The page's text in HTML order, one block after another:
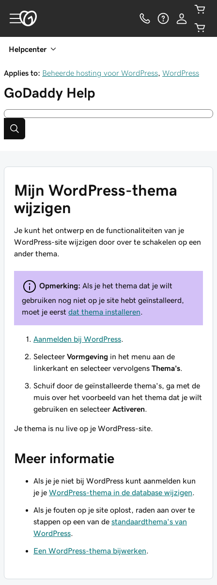
Helpcenter
Applies to: Beheerde hosting voor WordPress WordPress
GoDaddy Help
Mijn WordPress-thema
wijzigen
Je kunt het ontwerp en de functionaliteiten van je
WordPress-site wijzigen door over te schakelen op een
ander thema.
Opmerking: Als je het thema dat je wilt
gebruiken nog niet op je site hebt geïnstalleerd,
moet je eerst dat thema installeren
Aanmelden bij WordPress
Selecteer Vormgeving in het menu aan de
linkerkant en selecteer vervolgens Thema's
Schuif door de geïnstalleerde thema's, ga met de
muis over het voorbeeld van het thema dat je wilt
gebruiken en selecteer Activeren
Je thema is nu live op je WordPress-site.
Meer informatie
Als je je niet bij WordPress kunt aanmelden kun
je je WordPress-thema in de database wijzigen
Als je fouten op je site oplost, raden aan over te
stappen op een van de standaardthema's van
WordPress
Een WordPress-thema bijwerken